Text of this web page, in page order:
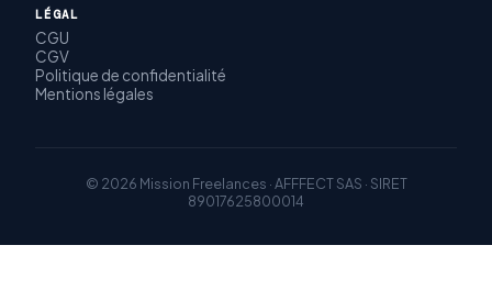
LÉGAL
CGU
CGV
Politique de confidentialité
Mentions légales
© 2026 Mission Freelances · AFFFECT SAS · SIRET
89017625800014